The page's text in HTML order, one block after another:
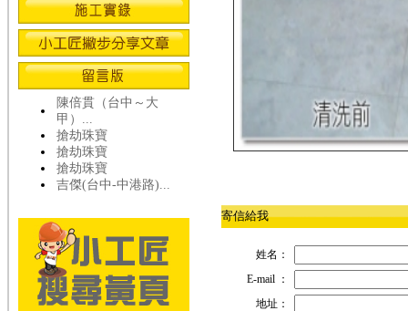
陳倍貫（台中～大
甲）...
搶劫珠寶
搶劫珠寶
搶劫珠寶
吉傑(台中-中港路)...
寄信給我
姓名：
E-mail ：
地址：